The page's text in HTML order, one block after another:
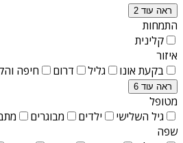
ראה עוד 2
התמחות
קלינית
איזור
בקעת אונו
גליל דרום חיפה
ראה עוד 6
מטופל
גיל השלישי
ילדים מבוגרים
שפה